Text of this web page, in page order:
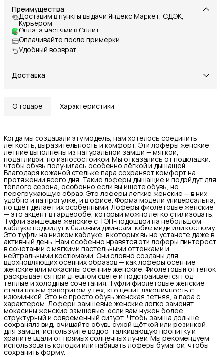
Преимущества
Доставим в пункты выдачи Яндекс Маркет, СДЭК,
Курьером
Оплата частями в Сплит
Оплачивайте после примерки
Удобный возврат
Доставка
О товаре Характеристики
Когда мы создавали эту модель, нам хотелось соединить
лёгкость, выразительность и комфорт. Эти лоферы женские
летние выполнены из натуральной замши — мягкой,
податливой, но износостойкой. Мы отказались от подкладки,
чтобы обувь получилась особенно лёгкой и дышащей.
Благодаря кожаной стельке пара сохраняет комфорт на
протяжении всего дня. Такие лоферы дышащие и подойдут для
тёплого сезона, особенно если вы ищете обувь, не
перегружающую образ. Это лоферы легкие женские — в них
удобно и на прогулке, и в офисе. Форма модели универсальна,
но цвет делает их особенными. Лоферы фиолетовые женские
— это акцент в гардеробе, который можно легко стилизовать.
Туфли замшевые женские с ТЭП-подошвой на небольшом
каблуке подойдут к базовым джинсам, юбке миди или костюму.
Это туфли на низком каблуке, в которых вы не устанете даже в
активный день. Нам особенно нравятся эти лоферы пинтерест
в сочетании с мягкими пастельными оттенками и
нейтральными костюмами. Они словно созданы для
вдохновляющих осенних образов — как лоферы осенние
женские или мокасины осенние женские. Фиолетовый оттенок
раскрывается при дневном свете и подстраивается под
тёплые и холодные сочетания. Туфли фиолетовые женские
стали новым фаворитом у тех, кто ценит лаконичность с
изюминкой. Это не просто обувь женская летняя, а пара с
характером. Лоферы замшевые женские легко заменят
мокасины женские замшевые, если вам нужен более
структурный и современный силуэт. Чтобы замша дольше
сохраняла вид, очищайте обувь сухой щёткой или резинкой
для замши, используйте водоотталкивающую пропитку и
храните вдали от прямых солнечных лучей. Мы рекомендуем
использовать колодки или набивать лоферы бумагой, чтобы
сохранить форму.